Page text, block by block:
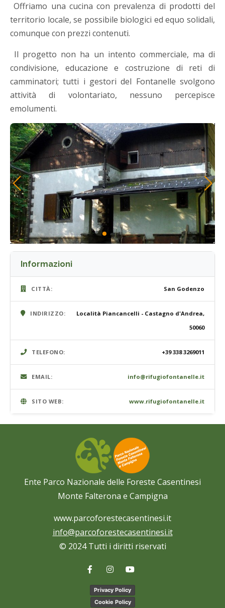
Offriamo una cucina con prevalenza di prodotti del
territorio locale, se possibile biologici ed equo solidali,
comunque con prezzi contenuti.
Il progetto non ha un intento commerciale, ma di
condivisione, educazione e costruzione di reti di
camminatori; tutti i gestori del Fontanelle svolgono
attività di volontariato, nessuno percepisce
emolumenti.
Informazioni
CITTÀ: San Godenzo
INDIRIZZO:
Località Piancancelli - Castagno d'Andrea,
50060
TELEFONO: +39 338 3269011
EMAIL: info@rifugiofontanelle.it
SITO WEB: www.rifugiofontanelle.it
Ente Parco Nazionale delle Foreste Casentinesi
Monte Falterona e Campigna
www.parcoforestecasentinesi.it
info@parcoforestecasentinesi.it
© 2024 Tutti i diritti riservati
Privacy Policy
Cookie Policy